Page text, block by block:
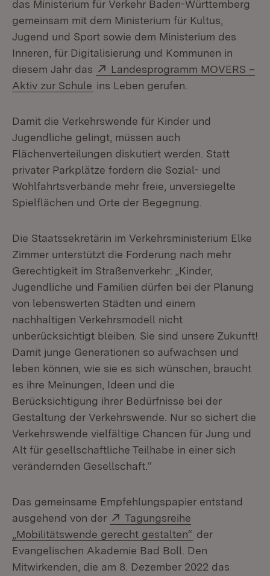
das Ministerium für Verkehr Baden-Württemberg
gemeinsam mit dem Ministerium für Kultus,
Jugend und Sport sowie dem Ministerium des
Inneren, für Digitalisierung und Kommunen in
diesem Jahr das
Extern:
Landesprogramm MOVERS –
Aktiv zur Schule (Öffnet in neuem Fenster)
ins Leben gerufen.
Damit die Verkehrswende für Kinder und
Jugendliche gelingt, müssen auch
Flächenverteilungen diskutiert werden. Statt
privater Parkplätze fordern die Sozial- und
Wohlfahrtsverbände mehr freie, unversiegelte
Spielflächen und Orte der Begegnung.
Die Staatssekretärin im Verkehrsministerium Elke
Zimmer unterstützt die Forderung nach mehr
Gerechtigkeit im Straßenverkehr: „Kinder,
Jugendliche und Familien dürfen bei der Planung
von lebenswerten Städten und einem
nachhaltigen Verkehrsmodell nicht
unberücksichtigt bleiben. Sie sind unsere Zukunft!
Damit junge Generationen so aufwachsen und
leben können, wie sie es sich wünschen, braucht
es ihre Meinungen, Ideen und die
Berücksichtigung ihrer Bedürfnisse bei der
Gestaltung der Verkehrswende. Nur so sichert die
Verkehrswende vielfältige Chancen für Jung und
Alt für gesellschaftliche Teilhabe in einer sich
verändernden Gesellschaft.“
Das gemeinsame Empfehlungspapier entstand
ausgehend von der
Extern:
Tagungsreihe
„Mobilitätswende gerecht gestalten“ (Öffnet in
der
Evangelischen Akademie Bad Boll. Den
Mitwirkenden, die am 8. Dezember 2022 das